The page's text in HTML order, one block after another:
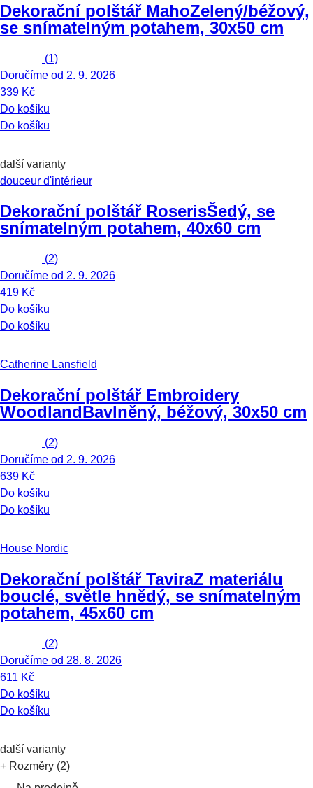
Dekorační polštář MahoZelený/béžový,
se snímatelným potahem, 30x50 cm
(1)
Doručíme od 2. 9. 2026
339 Kč
Do košíku
Do košíku
další varianty
douceur d'intérieur
Dekorační polštář RoserisŠedý, se
snímatelným potahem, 40x60 cm
(2)
Doručíme od 2. 9. 2026
419 Kč
Do košíku
Do košíku
Catherine Lansfield
Dekorační polštář Embroidery
WoodlandBavlněný, béžový, 30x50 cm
(2)
Doručíme od 2. 9. 2026
639 Kč
Do košíku
Do košíku
House Nordic
Dekorační polštář TaviraZ materiálu
bouclé, světle hnědý, se snímatelným
potahem, 45x60 cm
(2)
Doručíme od 28. 8. 2026
611 Kč
Do košíku
Do košíku
další varianty
+ Rozměry (2)